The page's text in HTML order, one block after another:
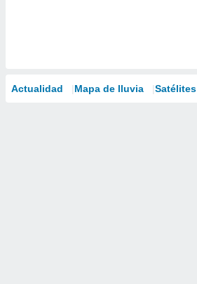
Actualidad Mapa de lluvia Satélites